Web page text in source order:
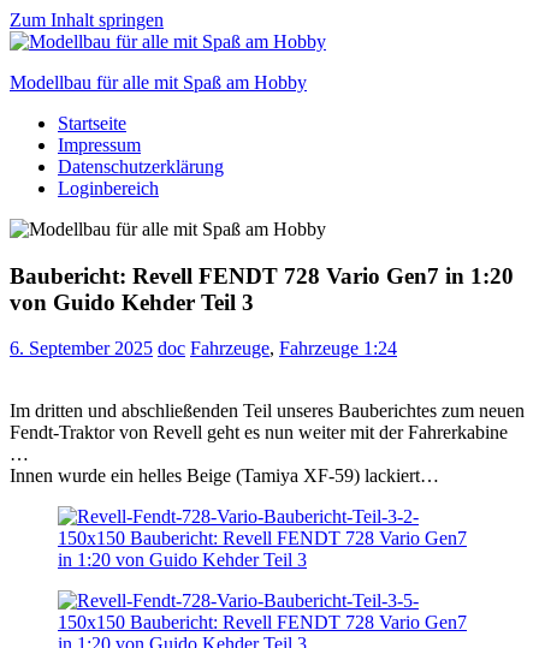
Zum Inhalt springen
Modellbau für alle mit Spaß am Hobby
Scale
modelling
to
Startseite
Impressum
Datenschutzerklärung
Loginbereich
Baubericht: Revell FENDT 728 Vario Gen7 in 1:20
von Guido Kehder Teil 3
6. September 2025 doc Fahrzeuge, Fahrzeuge 1:24
Im dritten und abschließenden Teil unseres Bauberichtes zum neuen
Fendt-Traktor von Revell geht es nun weiter mit der Fahrerkabine
…
Innen wurde ein helles Beige (Tamiya XF-59) lackiert…